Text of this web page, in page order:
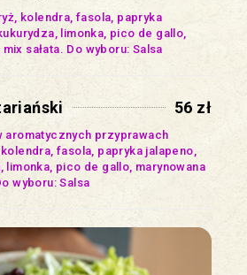
kolendra, fasola, papryka
limonka, pico de gallo,
sałata. Do wyboru: Salsa
56 zł
przyprawach
fasola, papryka jalapeno,
limonka, pico de gallo, marynowana
wyboru: Salsa